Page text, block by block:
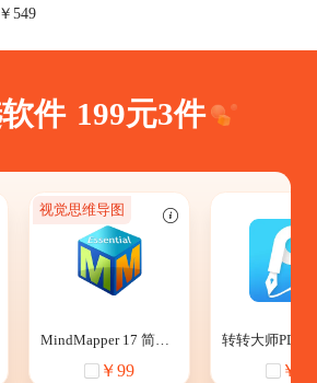
549
件 199元3件
视觉思维导图
MindMapper 17 简体中文【Essential版 + Win】
￥99 ￥60